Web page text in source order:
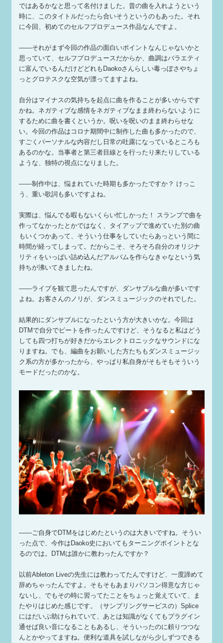
ではあるかなと思って名付けました。昔の曲を入れようという
時に、このタイトルだったら合いそうというのもあった。それ
に今回、初めてのセルフプロデュース作品なんですよ。
——それがまず今回の作品の面白いポイントなんじゃないかと
思っていて、セルフプロデュースだからか、曲調はバラエティ
に富んでいるんだけどどれもDaokoさんらしい毒っぽさやちょ
っとグロテスクな空気が漂ってますよね。
自分はマイナスの気持ちを起点に曲を作ることが多いからです
かね。ネガティブな感情をネガティブなまま終わらないように
するために曲を書くというか。呪いを呪いのまま終わらせな
い。今回の作品はコロナ期間中に制作した曲も多かったので、
すごくパーソナルな内容だし日常の吐露になっているところも
あるのかな。当事者と第三者目線とを行ったり来たりしている
ような、独特の視点になりました。
——制作中は、悩まれていた時期も多かったですか？ けっこ
う、重い歌詞も多いですよね。
実際は、悩んでる暇もないくらい忙しかった！ スランプで曲を
作ってなかったとかではなく、タイアップで進めていた別の曲
もいくつかあって、そういう仕事をしていたらあっという間に
時間が経ってしまって。だからこそ、そろそろ自分のオリジナ
リティをいっぱい詰め込んだアルバムを作らなきゃなという気
持ちが沸いてきましたね。
——ライブを観て思ったんですが、ダンサブルな曲が多いです
よね。お客さんのノリが、ダンスミュージックのそれでした。
結果的にダンサブルになったという方が大きいかな。今回は
DTMで自分でビートを作ったんですけど、そうなると私はどう
しても四つ打ちが好きだからエレクトロニックなサウンドにな
りますね。でも、編曲をお願いした方たちもダンスミュージッ
ク系の方が多かったから、やっぱり私自身がそもそもそういう
モードだったのかな。
——ご自身でDTMをはじめたというのは大きいですね。そうい
った点で、今作はDaoko史においてもターニングポイントとな
るのでは。DTMは誰かに教わったんですか？
以前Ableton Liveの先生には教わってたんですけど、一度諦めて
辞めちゃったんですよ。そもそもあまりパソコン得意な方じゃ
ないし、でもその時に習ってたことをちょっと覚えていて、ま
たやりはじめた感じです。（サンプリングサービスの）Splice
にはだいぶ助けられていて、あとは知識がなくてもプラグイン
通せば良い音になることもあるし、そういったのに頼りつつな
んとかやってますね。便利な道具を試しながら少しずつできる